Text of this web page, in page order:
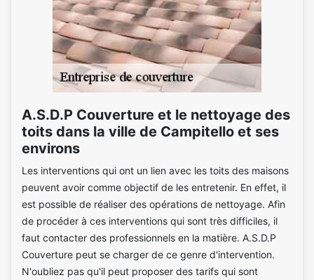
A.S.D.P Couverture et le nettoyage des
toits dans la ville de Campitello et ses
environs
Les interventions qui ont un lien avec les toits des maisons
peuvent avoir comme objectif de les entretenir. En effet, il
est possible de réaliser des opérations de nettoyage. Afin
de procéder à ces interventions qui sont très difficiles, il
faut contacter des professionnels en la matière. A.S.D.P
Couverture peut se charger de ce genre d'intervention.
N'oubliez pas qu'il peut proposer des tarifs qui sont